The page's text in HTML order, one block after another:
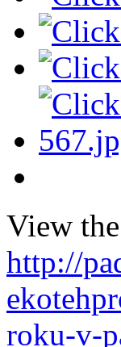
View
http://
roku-v-